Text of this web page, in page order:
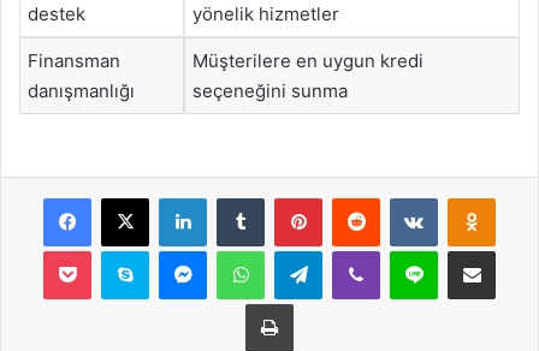
destek
yönelik hizmetler
Finansman
danışmanlığı
Müşterilere en uygun kredi
seçeneğini sunma
Facebook
X LinkedInTumblr PinterestReddit VKontakte
Pocket Skype MessengerWhatsAppTelegramViber Line E-Posta ile
Yazdır